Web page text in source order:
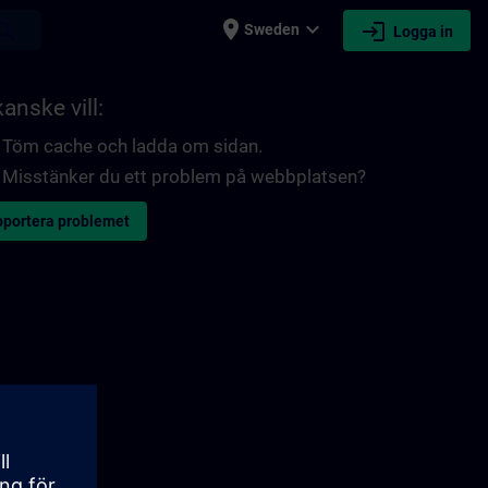
place Sweden expand_more login Logga in
vill:
Töm cache och ladda om sidan.
Misstänker du ett problem på webbplatsen?
problemet